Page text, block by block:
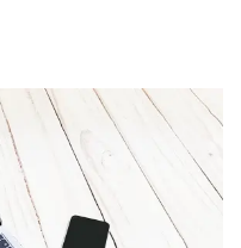
コ
基
礎】
ソ